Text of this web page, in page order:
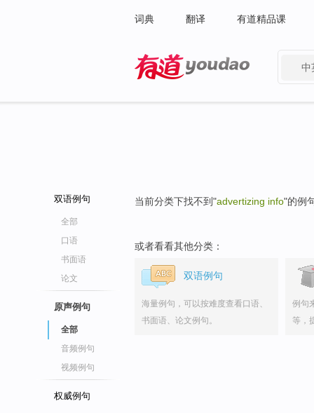
词典 翻译 有道精品课
中
双语例句
全部
口语
书面语
论文
原声例句
全部
音频例句
视频例句
权威例句
当前分类下找不到"advertizing info"的例
或者看看其他分类：
双语例句
海量例句，可以按难度查看口语、
书面语、论文例句。
例句
等，